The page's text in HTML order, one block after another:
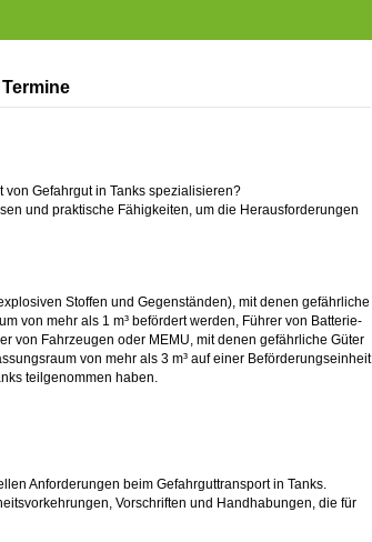
Gefahrgut in Tanks spezialisieren?
und praktische Fähigkeiten, um die Herausforderungen
Stoffen und Gegenständen), mit denen gefährliche
von mehr als 1 m³ befördert werden, Führer von Batterie-
von Fahrzeugen oder MEMU, mit denen gefährliche Güter
von mehr als 3 m³ auf einer Beförderungseinheit
teilgenom­men haben.
Anforderungen beim Gefahrguttransport in Tanks.
Vorschriften und Handhabungen, die für